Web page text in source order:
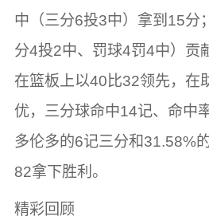
中（三分6投3中）拿到15分
分4投2中、罚球4罚4中）贡
在篮板上以40比32领先，在
优，三分球命中14记、命中
多伦多的6记三分和31.58%
82拿下胜利。
精彩回顾